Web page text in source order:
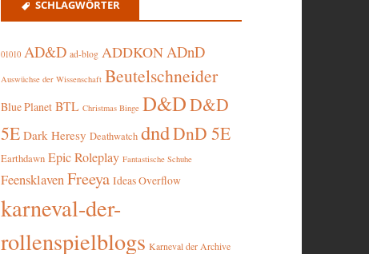
SCHLAGWÖRTER
01010 AD&D ad-blog ADDKONADnD
Auswüchse der Wissenschaft Beutelschneider
Blue Planet BTL Christmas Binge D&DD&D
5E Dark Heresy Deathwatch dndDnD 5E
Earthdawn Epic Roleplay Fantastische Schuhe
Feensklaven Freeya Ideas Overflow
karneval-der-
rollenspielblogs Karneval der Archive